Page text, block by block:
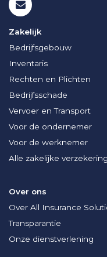
Zakelijk
Bedrijfsgebouw
Inventaris
Rechten en Plichten
Bedrijfsschade
Vervoer en Transport
Voor de ondernemer
Voor de werknemer
Alle zakelijke
Over ons
Over All Insurance
Transparantie
Onze dienstverlening